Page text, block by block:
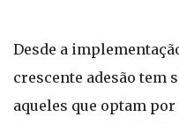
Desde a
crescente adesão tem
aqueles que optam